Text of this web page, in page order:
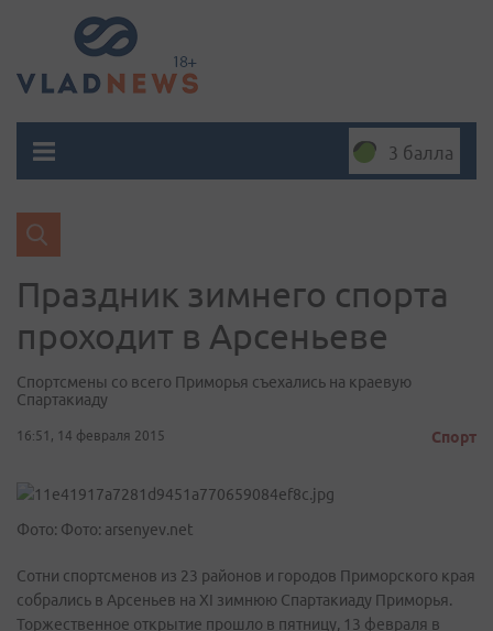
3 балла
​Праздник зимнего спорта
проходит в Арсеньеве
Спортсмены со всего Приморья съехались на краевую
Спартакиаду
16:51, 14 февраля 2015 Спорт
Фото: Фото: arsenyev.net
Сотни спортсменов из 23 районов и городов Приморского края
собрались в Арсеньев на XI зимнюю Спартакиаду Приморья.
Торжественное открытие прошло в пятницу, 13 февраля в